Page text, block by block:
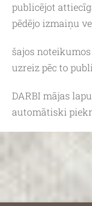
publicējot
pēdējo izmaiņu
šajos
uzreiz pēc to
DARBI mājas
automātiski